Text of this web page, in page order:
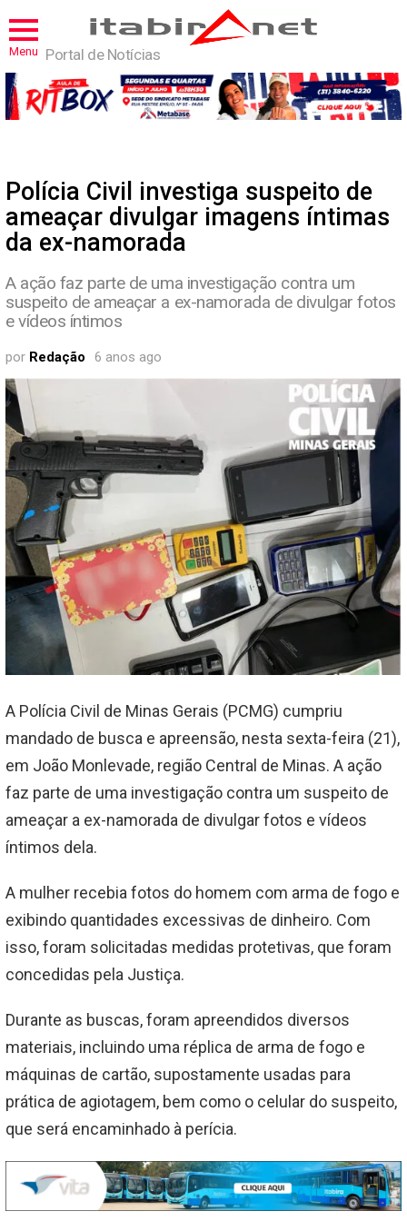
Menu Portal de Notícias
Polícia Civil investiga suspeito de
ameaçar divulgar imagens íntimas
da ex-namorada
A ação faz parte de uma investigação contra um
suspeito de ameaçar a ex-namorada de divulgar fotos
e vídeos íntimos
por Redação 6 anos ago
A Polícia Civil de Minas Gerais (PCMG) cumpriu
mandado de busca e apreensão, nesta sexta-feira (21),
em João Monlevade, região Central de Minas. A ação
faz parte de uma investigação contra um suspeito de
ameaçar a ex-namorada de divulgar fotos e vídeos
íntimos dela.
A mulher recebia fotos do homem com arma de fogo e
exibindo quantidades excessivas de dinheiro. Com
isso, foram solicitadas medidas protetivas, que foram
concedidas pela Justiça.
Durante as buscas, foram apreendidos diversos
materiais, incluindo uma réplica de arma de fogo e
máquinas de cartão, supostamente usadas para
prática de agiotagem, bem como o celular do suspeito,
que será encaminhado à perícia.